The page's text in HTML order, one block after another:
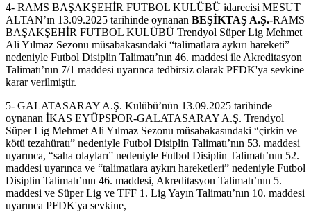
4- RAMS BAŞAKŞEHİR FUTBOL KULÜBÜ idarecisi MESUT
ALTAN’ın 13.09.2025 tarihinde oynanan BEŞİKTAŞ A.Ş.-RAMS
BAŞAKŞEHİR FUTBOL KULÜBÜ Trendyol Süper Lig Mehmet
Ali Yılmaz Sezonu müsabakasındaki “talimatlara aykırı hareketi”
nedeniyle Futbol Disiplin Talimatı’nın 46. maddesi ile Akreditasyon
Talimatı’nın 7/1 maddesi uyarınca tedbirsiz olarak PFDK'ya sevkine
karar verilmiştir.
5- GALATASARAY A.Ş. Kulübü’nün 13.09.2025 tarihinde
oynanan İKAS EYÜPSPOR-GALATASARAY A.Ş. Trendyol
Süper Lig Mehmet Ali Yılmaz Sezonu müsabakasındaki “çirkin ve
kötü tezahüratı” nedeniyle Futbol Disiplin Talimatı’nın 53. maddesi
uyarınca, “saha olayları” nedeniyle Futbol Disiplin Talimatı’nın 52.
maddesi uyarınca ve “talimatlara aykırı hareketleri” nedeniyle Futbol
Disiplin Talimatı’nın 46. maddesi, Akreditasyon Talimatı’nın 5.
maddesi ve Süper Lig ve TFF 1. Lig Yayın Talimatı’nın 10. maddesi
uyarınca PFDK'ya sevkine,